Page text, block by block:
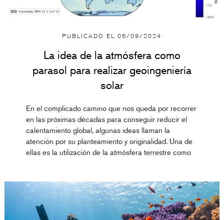
PUBLICADO EL06/09/2024
La idea de la atmósfera como
parasol para realizar geoingeniería
solar
En el complicado camino que nos queda por recorrer
en las próximas décadas para conseguir reducir el
calentamiento global, algunas ideas llaman la
atención por su planteamiento y originalidad. Una de
ellas es la utilización de la atmósfera terrestre como